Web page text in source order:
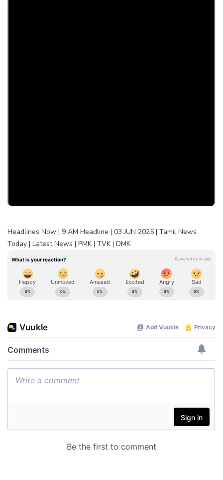
Headlines Now | 9 AM Headline | 03 JUN 2025 | Tamil News
Today | Latest News | PMK | TVK | DMK